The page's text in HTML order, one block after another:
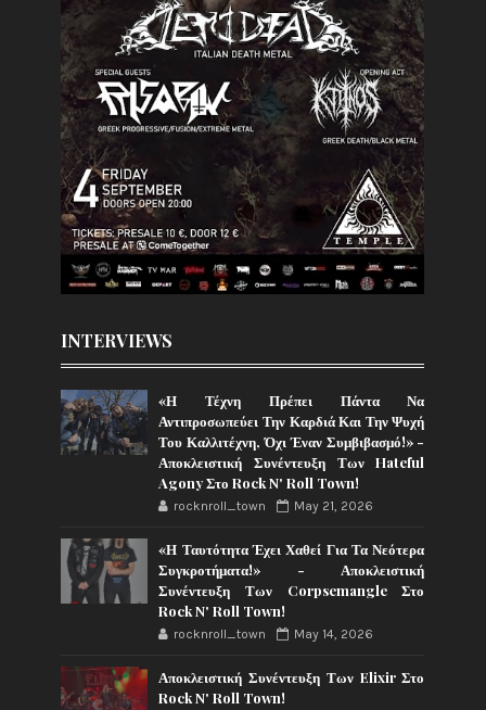
INTERVIEWS
«Η Τέχνη Πρέπει Πάντα Να
Αντιπροσωπεύει Την Καρδιά Και Την Ψυχή
Του Καλλιτέχνη, Όχι Έναν Συμβιβασμό!» -
Αποκλειστική Συνέντευξη Των Hateful
Agony Στο Rock N' Roll Town!
rocknroll_town May 21, 2026
«Η Ταυτότητα Έχει Χαθεί Για Τα Νεότερα
Συγκροτήματα!» - Αποκλειστική
Συνέντευξη Των Corpsemangle Στο
Rock N' Roll Town!
rocknroll_town May 14, 2026
Αποκλειστική Συνέντευξη Των Elixir Στο
Rock N' Roll Town!